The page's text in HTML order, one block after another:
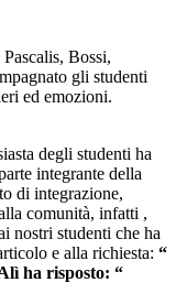
Bossi,
gli studenti
ed emozioni.
degli studenti ha
integrante della
di integrazione,
comunità, infatti ,
nostri studenti che ha
e alla richiesta: “
ha risposto: “